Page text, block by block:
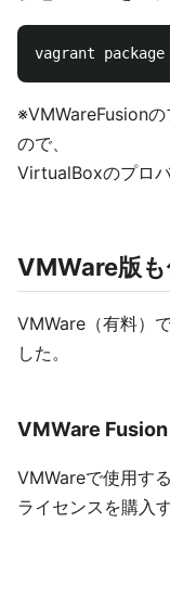
※VMWareFusion
ので、
VirtualBoxのプロ
VMWare版
VMWare（有料）
した。
VMWare
VMWareで使用す
ライセンスを購入